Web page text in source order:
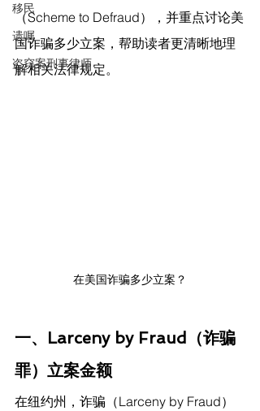
移民
遗嘱
盗窃案刑事律师
（Scheme to Defraud），并重点讨论美
国诈骗多少立案，帮助读者更清晰地理
解相关法律规定。
在美国诈骗多少立案？
一、Larceny by Fraud（诈骗
罪）立案金额
在纽约州，诈骗（Larceny by Fraud）